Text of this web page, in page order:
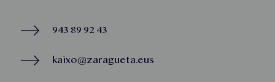
943 89 92 43
kaixo@zaragueta.eus